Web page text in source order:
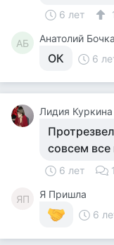
6 лет
АБ Анатолий
ОК 6
Лидия Куркина
совсем все
6 лет 1
ЯП
Я Пришла
6